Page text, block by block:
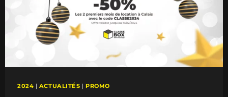
2024 | ACTUALITÉS | PROMO